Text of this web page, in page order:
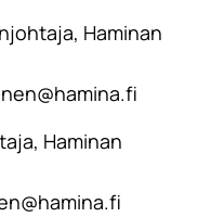
Haminan
Haminan